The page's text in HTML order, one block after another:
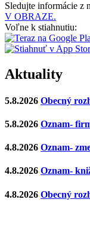
Sledujte informácie z
V OBRAZE.
Voľne k stiahnutiu:
Aktuality
5.8.2026 Obecný
5.8.2026 Oznam-
4.8.2026 Oznam-
4.8.2026 Oznam-
4.8.2026 Obecný